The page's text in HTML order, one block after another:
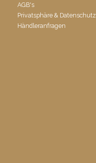
AGB's
Privatsphäre & Datenschutz
Händleranfragen